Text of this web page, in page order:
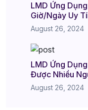
LMD Ứng
Giờ/Ngày Uy
August 26, 2024
LMD Ứng
Được Nhiều
August 26, 2024